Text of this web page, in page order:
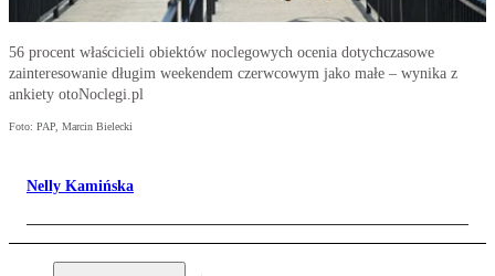
56 procent właścicieli obiektów noclegowych ocenia dotychczasowe
zainteresowanie długim weekendem czerwcowym jako małe – wynika z
ankiety otoNoclegi.pl
Foto: PAP, Marcin Bielecki
Nelly Kamińska